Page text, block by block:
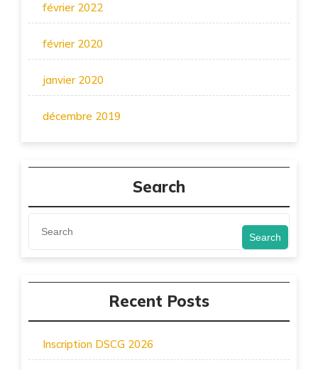
février 2022
février 2020
janvier 2020
décembre 2019
Search
Search
Recent Posts
Inscription DSCG 2026